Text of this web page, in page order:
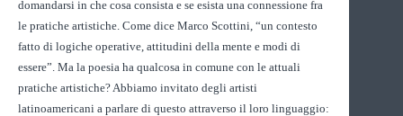
domandarsi in che cosa consista e se esista una connessione fra
le pratiche artistiche. Come dice Marco Scottini, “un contesto
fatto di logiche operative, attitudini della mente e modi di
essere”. Ma la poesia ha qualcosa in comune con le attuali
pratiche artistiche? Abbiamo invitato degli artisti
latinoamericani a parlare di questo attraverso il loro linguaggio: